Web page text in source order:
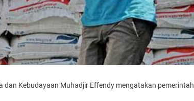
Kebudayaan Muhadjir Effendy mengatakan pemerintah